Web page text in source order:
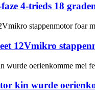
4-trieds 18
12Vmikro
kin wurde